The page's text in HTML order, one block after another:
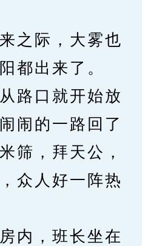
际，大雾也
都出来了。
口就开始放
闹的一路回了
筛，拜天公，
众人好一阵热
，班长坐在